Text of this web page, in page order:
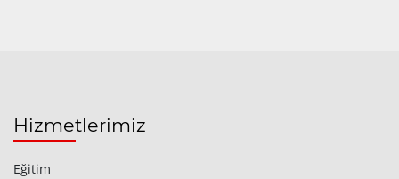
Hizmetlerimiz
Eğitim